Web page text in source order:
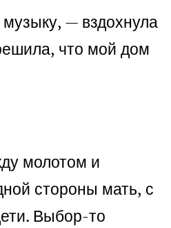
— вздохнула
что мой дом
молотом и
стороны мать, с
Выбор-то